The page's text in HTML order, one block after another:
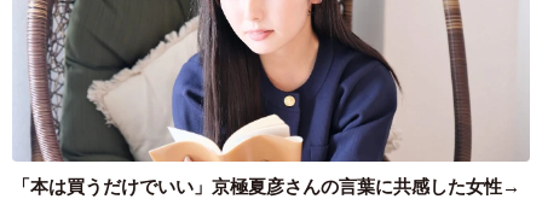
「本は買うだけでいい」京極夏彦さんの言葉に共感した女性→